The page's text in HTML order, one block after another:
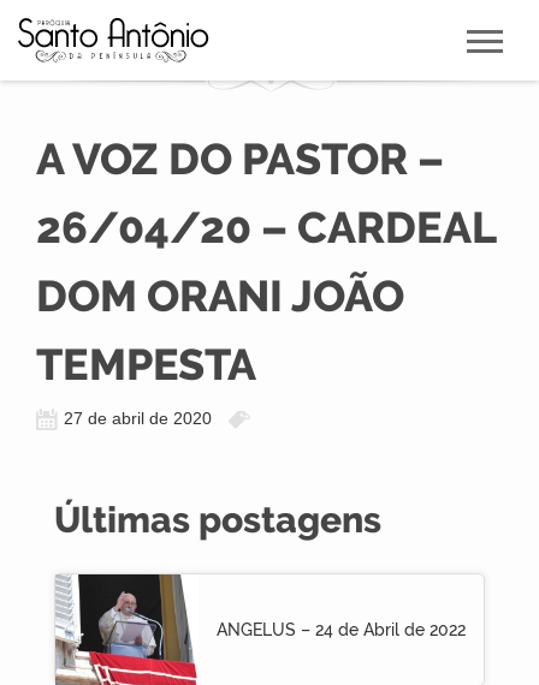
A VOZ DO PASTOR –
26/04/20 – CARDEAL
DOM ORANI JOÃO
TEMPESTA
27 de abril de 2020
Últimas postagens
ANGELUS – 24 de Abril de 2022